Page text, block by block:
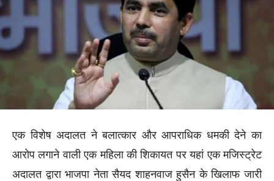
एक विशेष अदालत ने बलात्कार और आपराधिक धमकी देने का
आरोप लगाने वाली एक महिला की शिकायत पर यहां एक मजिस्ट्रेट
अदालत द्वारा भाजपा नेता सैयद शाहनवाज हुसैन के खिलाफ जारी